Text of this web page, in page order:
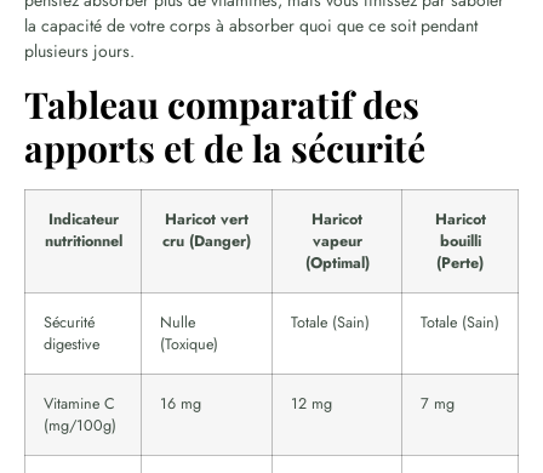
la capacité de votre corps à absorber quoi que ce soit pendant
plusieurs jours.
Tableau comparatif des
apports et de la sécurité
Indicateur
nutritionnel
Haricot vert
cru (Danger)
Haricot
vapeur
(Optimal)
Haricot
bouilli
(Perte)
Sécurité
digestive
Nulle
(Toxique)
Totale (Sain) Totale (Sain)
Vitamine C
(mg/100g)
16 mg 12 mg 7 mg